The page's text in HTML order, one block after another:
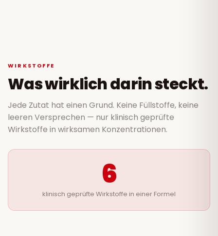
WIRKSTOFFE
Was wirklich darin steckt.
Jede Zutat hat einen Grund. Keine Füllstoffe, keine
leeren Versprechen — nur klinisch geprüfte
Wirkstoffe in wirksamen Konzentrationen.
6
klinisch geprüfte Wirkstoffe in einer Formel